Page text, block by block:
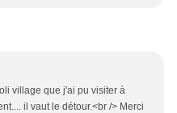
village que j'ai pu visiter à
il vaut le détour.<br /> Merci